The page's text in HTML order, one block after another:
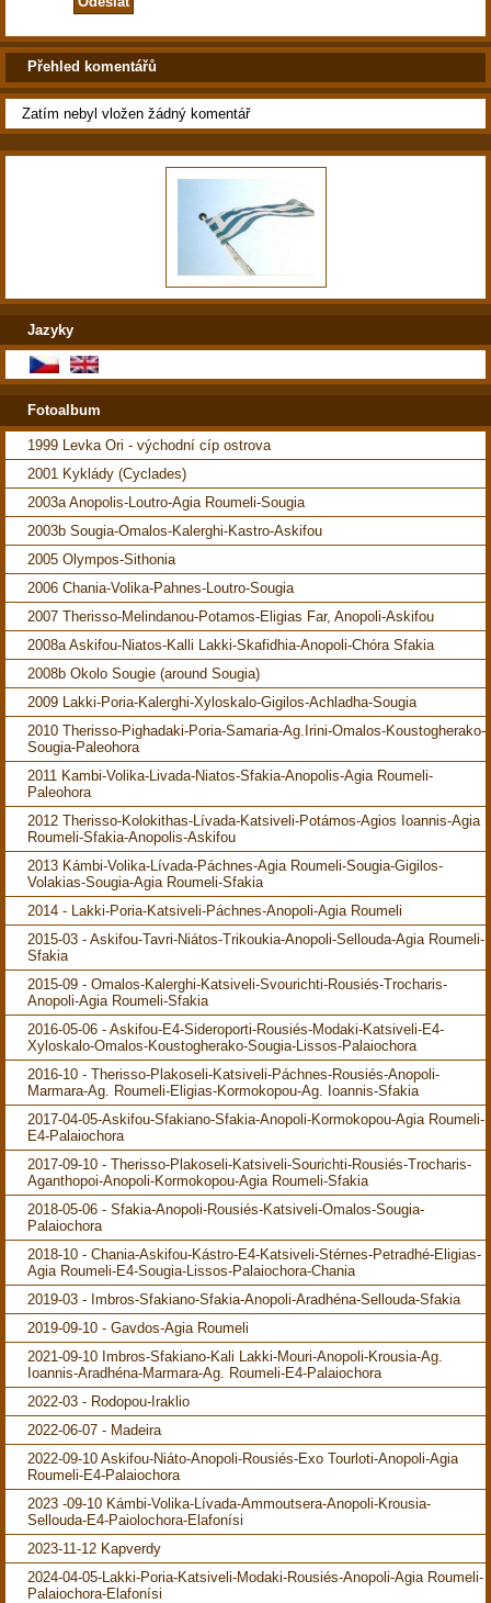
Přehled komentářů
Zatím nebyl vložen žádný komentář
Jazyky
Fotoalbum
1999 Levka Ori - východní cíp ostrova
2001 Kyklády (Cyclades)
2003a Anopolis-Loutro-Agia Roumeli-Sougia
2003b Sougia-Omalos-Kalerghi-Kastro-Askifou
2005 Olympos-Sithonia
2006 Chania-Volika-Pahnes-Loutro-Sougia
2007 Therisso-Melindanou-Potamos-Eligias Far, Anopoli-Askifou
2008a Askifou-Niatos-Kalli Lakki-Skafidhia-Anopoli-Chóra Sfakia
2008b Okolo Sougie (around Sougia)
2009 Lakki-Poria-Kalerghi-Xyloskalo-Gigilos-Achladha-Sougia
2010 Therisso-Pighadaki-Poria-Samaria-Ag.Irini-Omalos-Koustogherako-
Sougia-Paleohora
2011 Kambi-Volika-Livada-Niatos-Sfakia-Anopolis-Agia Roumeli-
Paleohora
2012 Therisso-Kolokithas-Lívada-Katsiveli-Potámos-Agios Ioannis-Agia
Roumeli-Sfakia-Anopolis-Askifou
2013 Kámbi-Volika-Lívada-Páchnes-Agia Roumeli-Sougia-Gigilos-
Volakias-Sougia-Agia Roumeli-Sfakia
2014 - Lakki-Poria-Katsiveli-Páchnes-Anopoli-Agia Roumeli
2015-03 - Askifou-Tavri-Niátos-Trikoukia-Anopoli-Sellouda-Agia Roumeli-
Sfakia
2015-09 - Omalos-Kalerghi-Katsiveli-Svourichti-Rousiés-Trocharis-
Anopoli-Agia Roumeli-Sfakia
2016-05-06 - Askifou-E4-Sideroporti-Rousiés-Modaki-Katsiveli-E4-
Xyloskalo-Omalos-Koustogherako-Sougia-Lissos-Palaiochora
2016-10 - Therisso-Plakoseli-Katsiveli-Páchnes-Rousiés-Anopoli-
Marmara-Ag. Roumeli-Eligias-Kormokopou-Ag. Ioannis-Sfakia
2017-04-05-Askifou-Sfakiano-Sfakia-Anopoli-Kormokopou-Agia Roumeli-
E4-Palaiochora
2017-09-10 - Therisso-Plakoseli-Katsiveli-Sourichti-Rousiés-Trocharis-
Aganthopoi-Anopoli-Kormokopou-Agia Roumeli-Sfakia
2018-05-06 - Sfakia-Anopoli-Rousiés-Katsiveli-Omalos-Sougia-
Palaiochora
2018-10 - Chania-Askifou-Kástro-E4-Katsiveli-Stérnes-Petradhé-Eligias-
Agia Roumeli-E4-Sougia-Lissos-Palaiochora-Chania
2019-03 - Imbros-Sfakiano-Sfakia-Anopoli-Aradhéna-Sellouda-Sfakia
2019-09-10 - Gavdos-Agia Roumeli
2021-09-10 Imbros-Sfakiano-Kali Lakki-Mouri-Anopoli-Krousia-Ag.
Ioannis-Aradhéna-Marmara-Ag. Roumeli-E4-Palaiochora
2022-03 - Rodopou-Iraklio
2022-06-07 - Madeira
2022-09-10 Askifou-Niáto-Anopoli-Rousiés-Exo Tourloti-Anopoli-Agia
Roumeli-E4-Palaiochora
2023 -09-10 Kámbi-Volika-Lívada-Ammoutsera-Anopoli-Krousia-
Sellouda-E4-Paiolochora-Elafonísi
2023-11-12 Kapverdy
2024-04-05-Lakki-Poria-Katsiveli-Modaki-Rousiés-Anopoli-Agia Roumeli-
Palaiochora-Elafonísi